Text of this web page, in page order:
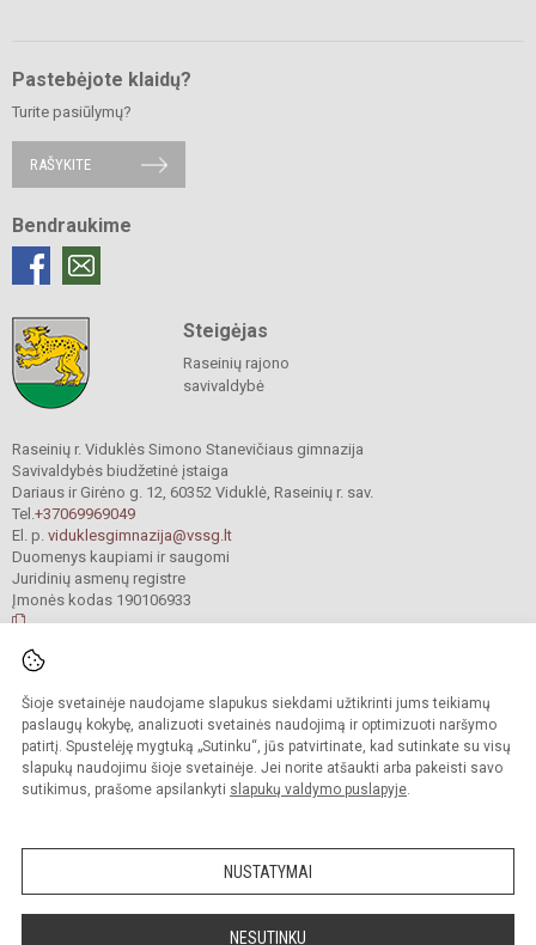
Šioje svetainėje naudojame slapukus siekdami užtikrinti jums teikiamų
paslaugų kokybę, analizuoti svetainės naudojimą ir optimizuoti naršymo
patirtį. Spustelėję mygtuką „Sutinku“, jūs patvirtinate, kad sutinkate su visų
slapukų naudojimu šioje svetainėje. Jei norite atšaukti arba pakeisti savo
sutikimus, prašome apsilankyti slapukų valdymo puslapyje.
NUSTATYMAI
NESUTINKU
Pastebėjote klaidų?
Turite pasiūlymų?
RAŠYKITE
Bendraukime
Steigėjas
Raseinių rajono
savivaldybė
Raseinių r. Viduklės Simono Stanevičiaus gimnazija
Savivaldybės biudžetinė įstaiga
Dariaus ir Girėno g. 12, 60352 Viduklė, Raseinių r. sav.
Tel.+37069969049
El. p. viduklesgimnazija@vssg.lt
Duomenys kaupiami ir saugomi
Juridinių asmenų registre
Įmonės kodas 190106933
saugomos.
Kopijuoti turinį be raštiško gimnazijos sutikimo griežtai draudžiama.
Prieinamumo paraiška Slapukų valdymas
Sumanus būdas atnaujinti